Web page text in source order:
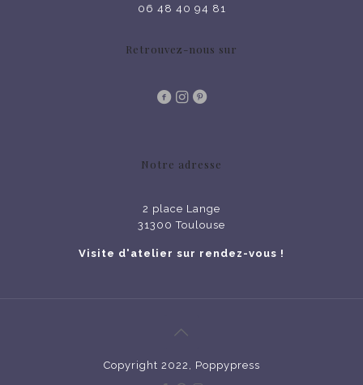
06 48 40 94 81
Retrouvez-nous sur
Notre adresse
2 place Lange
31300 Toulouse
Visite d'atelier sur rendez-vous !
Copyright 2022, Poppypress